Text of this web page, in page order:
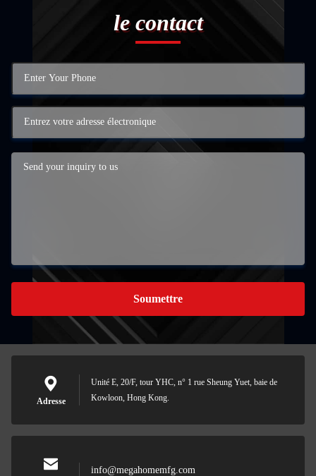
le contact
Soumettre
Adresse
Unité E, 20/F, tour YHC, n° 1 rue Sheung Yuet, baie de
Kowloon, Hong Kong.
info@megahomemfg.com